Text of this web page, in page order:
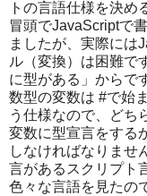
トの言語仕様を決め
冒頭でJavaScriptで
ましたが、実際には
ル（変換）は困難で
に型がある」からで
数型の変数は #で始
う仕様なので、どち
変数に型宣言をする
しなければなりませ
言があるスクリプト
色々な言語を見たの